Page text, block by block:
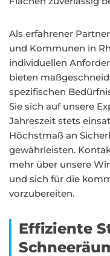
Als erfahrener
und Kommunen in
individuellen
bieten
spezifischen
Sie sich auf unsere
Jahreszeit stets
Höchstmaß an
gewährleisten.
mehr über unsere
und sich für die
vorzubereiten.
Effiziente